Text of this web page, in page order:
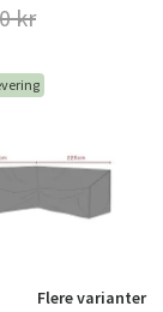
kr
Flere varianter